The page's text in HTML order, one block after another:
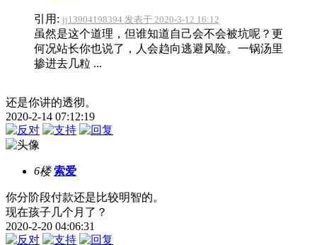
引用: jj13904198394 发表于 2020-3-12 16:12
虽然是这个道理，但谁知道自己会不会被坑呢？更
何况站长你也说了，人会趋向逃避风险。一锅汤里
掺进去几粒 ...
还是你讲的透彻。
2020-2-14 07:12:19
6楼 索爱
你分阶段付款还是比较明智的。
现在孩子几个月了？
2020-2-20 04:06:31